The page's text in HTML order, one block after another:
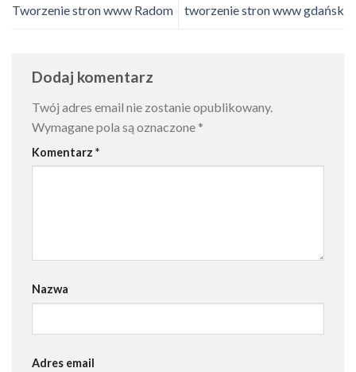
Tworzenie stron www Radom tworzenie stron www gdańsk
Dodaj komentarz
Twój adres email nie zostanie opublikowany.
Wymagane pola są oznaczone *
Komentarz *
Nazwa
Adres email